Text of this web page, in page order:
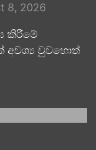
8, 2026
කිරීමේ
අවශ්‍ය වුවහොත්